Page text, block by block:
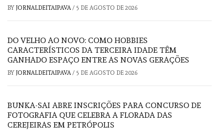
BY JORNALDEITAIPAVA / 5 DE AGOSTO DE 2026
DO VELHO AO NOVO: COMO HOBBIES
CARACTERÍSTICOS DA TERCEIRA IDADE TÊM
GANHADO ESPAÇO ENTRE AS NOVAS GERAÇÕES
BY JORNALDEITAIPAVA / 5 DE AGOSTO DE 2026
BUNKA-SAI ABRE INSCRIÇÕES PARA CONCURSO DE
FOTOGRAFIA QUE CELEBRA A FLORADA DAS
CEREJEIRAS EM PETRÓPOLIS